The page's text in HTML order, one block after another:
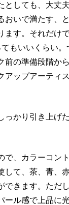
としても、大丈
おいで満たす、
ます。それだけ
もいいくらい
前の準備段階か
アップアーティ
っかり引き上げ
で、カラーコン
して、茶、青、
できます。ただ
ール感で上品に